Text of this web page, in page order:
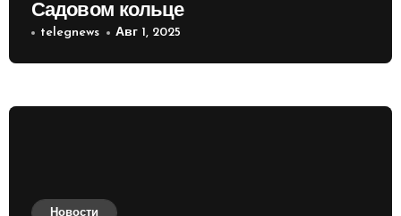
Садовом кольце
telegnews Авг 1, 2025
Новости